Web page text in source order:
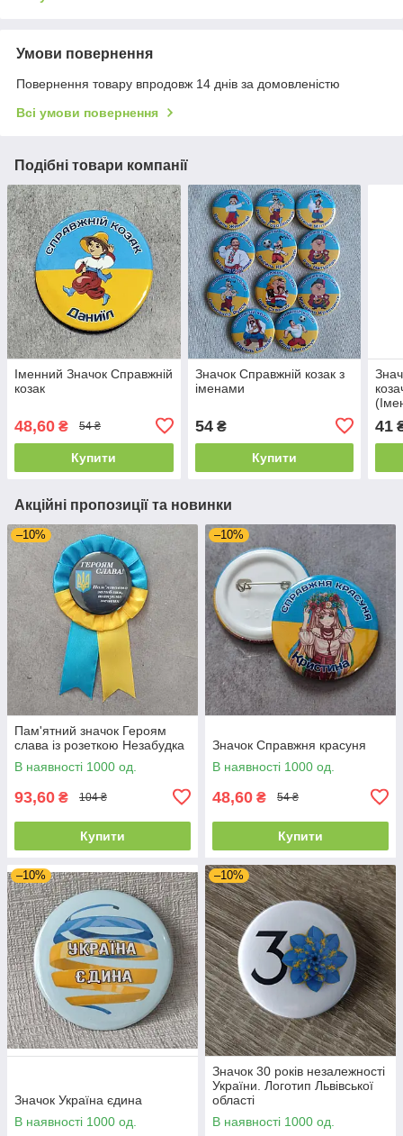
Умови повернення
Повернення товару впродовж 14 днів за домовленістю
Всі умови повернення
Подібні товари компанії
Іменний Значок Справжній
козак
48,60 ₴ 54 ₴
Купити
Значок Справжній козак з
іменами
54₴
Купити
41
Акційні пропозиції та новинки
–10%
Пам'ятний значок Героям
слава із розеткою Незабудка
В наявності 1000 од.
93,60 ₴ 104 ₴
Купити
–10%
Значок Справжня красуня
В наявності 1000 од.
48,60 ₴ 54 ₴
Купити
–10%
Значок Україна єдина
В наявності 1000 од.
–10%
Значок 30 років незалежності
України. Логотип Львівської
області
В наявності 1000 од.